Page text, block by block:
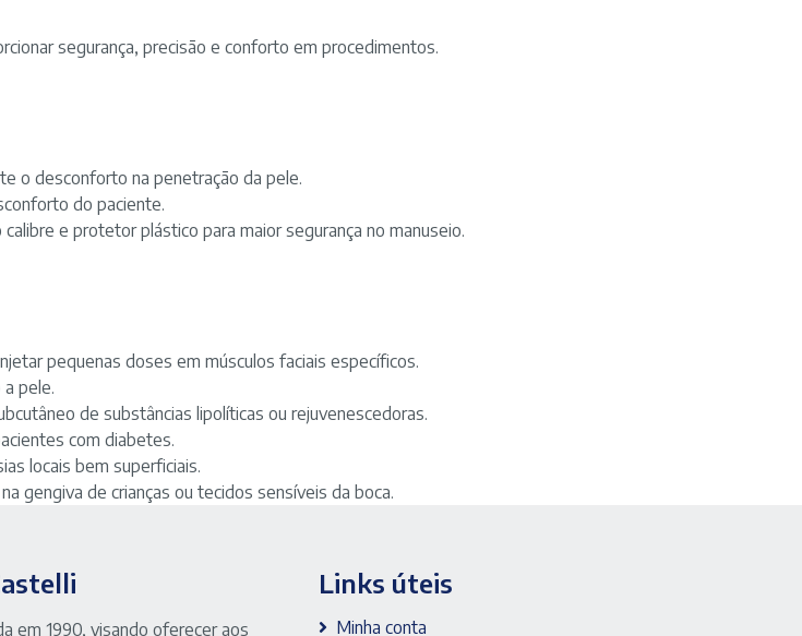
segurança, precisão e conforto em procedimentos.
o desconforto na penetração da pele.
do paciente.
e protetor plástico para maior segurança no manuseio.
pequenas doses em músculos faciais específicos.
pele.
de substâncias lipolíticas ou rejuvenescedoras.
com diabetes.
locais bem superficiais.
gengiva de crianças ou tecidos sensíveis da boca.
em 1990, visando oferecer aos
Links úteis
Minha conta